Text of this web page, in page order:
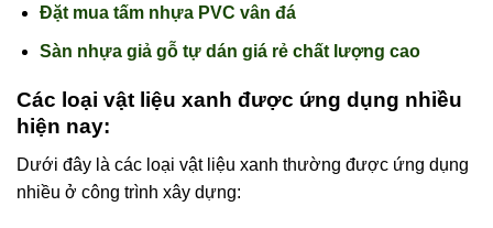
Đặt mua tấm nhựa PVC vân đá
Sàn nhựa giả gỗ tự dán giá rẻ chất lượng cao
Các loại vật liệu xanh được ứng dụng nhiều
hiện nay:
Dưới đây là các loại vật liệu xanh thường được ứng dụng
nhiều ở công trình xây dựng: